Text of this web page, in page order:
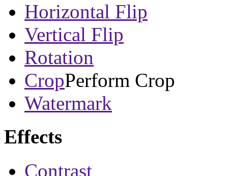
Horizontal Flip
Vertical Flip
Rotation
CropPerform Crop
Watermark
Effects
Contrast